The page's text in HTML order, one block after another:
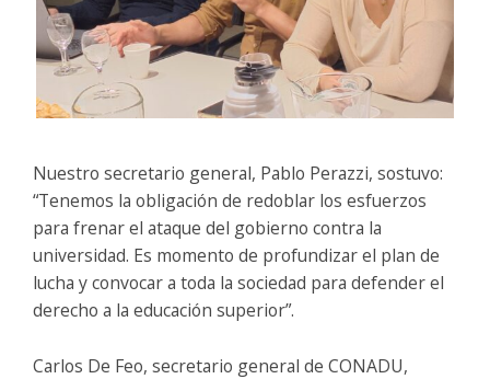
Nuestro secretario general, Pablo Perazzi, sostuvo:
“Tenemos la obligación de redoblar los esfuerzos
para frenar el ataque del gobierno contra la
universidad. Es momento de profundizar el plan de
lucha y convocar a toda la sociedad para defender el
derecho a la educación superior”.
Carlos De Feo, secretario general de CONADU,